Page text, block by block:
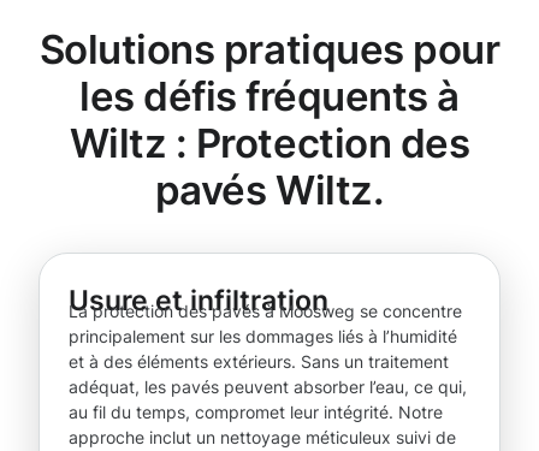
Solutions pratiques pour
les défis fréquents à
Wiltz : Protection des
pavés Wiltz.
Usure et infiltration
La protection des pavés à Moosweg se concentre
principalement sur les dommages liés à l’humidité
et à des éléments extérieurs. Sans un traitement
adéquat, les pavés peuvent absorber l’eau, ce qui,
au fil du temps, compromet leur intégrité. Notre
approche inclut un nettoyage méticuleux suivi de